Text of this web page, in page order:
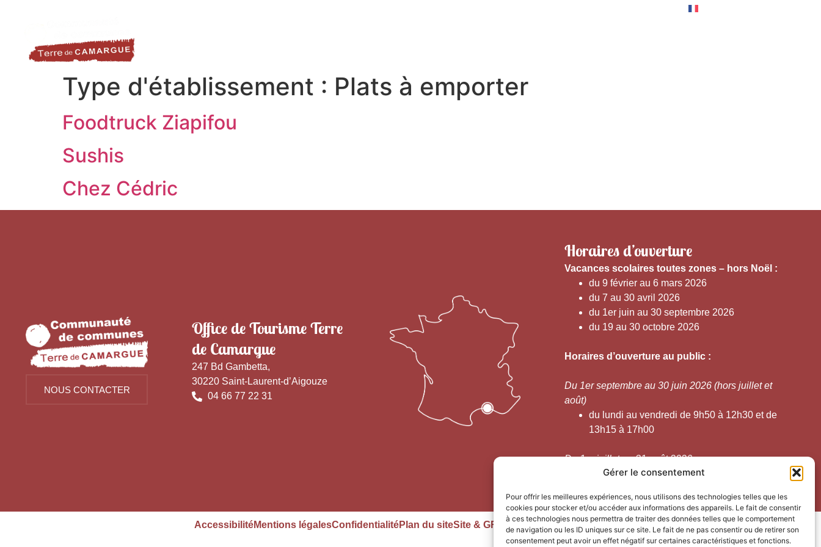
Gérer le consentement
Pour offrir les meilleures expériences, nous utilisons des technologies telles que les
cookies pour stocker et/ou accéder aux informations des appareils. Le fait de consentir
à ces technologies nous permettra de traiter des données telles que le comportement
de navigation ou les ID uniques sur ce site. Le fait de ne pas consentir ou de retirer son
consentement peut avoir un effet négatif sur certaines caractéristiques et fonctions.
Type d'établissement : Plats à emporter
Foodtruck Ziapifou
Sushis
Chez Cédric
NOUS CONTACTER
Office de Tourisme Terre
de Camargue
247 Bd Gambetta,
30220 Saint-Laurent-d’Aigouze
04 66 77 22 31
Horaires d’ouverture
Vacances scolaires toutes zones – hors Noël :
du 9 février au 6 mars 2026
du 7 au 30 avril 2026
du 1er juin au 30 septembre 2026
du 19 au 30 octobre 2026
Horaires d’ouverture au public :
Du 1er septembre au 30 juin 2026 (hors juillet et
août)
du lundi au vendredi de 9h50 à 12h30 et de
13h15 à 17h00
Du 1er juillet au 31 août 2026
du lundi au samedi de 9h00 à 14h00
AccessibilitéMentions légalesConfidentialitéPlan du siteSite & GRU développés par Utopia